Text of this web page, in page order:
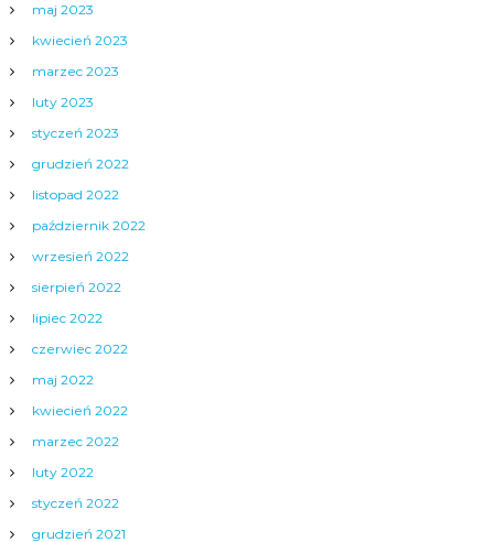
maj 2023
kwiecień 2023
marzec 2023
luty 2023
styczeń 2023
grudzień 2022
listopad 2022
październik 2022
wrzesień 2022
sierpień 2022
lipiec 2022
czerwiec 2022
maj 2022
kwiecień 2022
marzec 2022
luty 2022
styczeń 2022
grudzień 2021